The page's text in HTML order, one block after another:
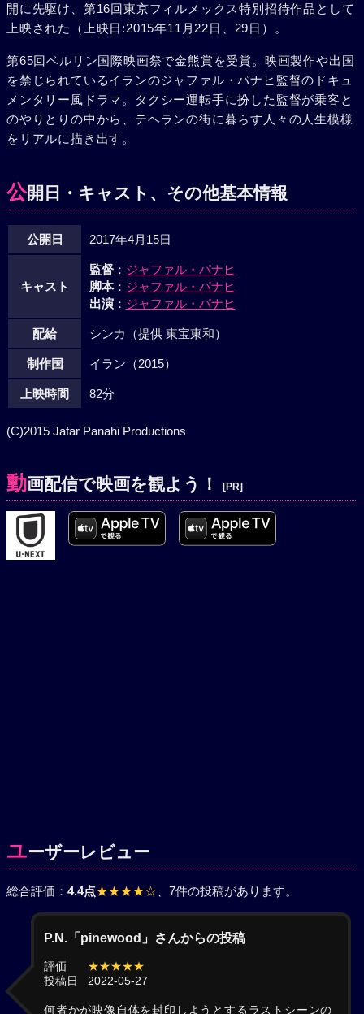
開に先駆け、第16回東京フィルメックス特別招待作品として
上映された（上映日:2015年11月22日、29日）。
第65回ベルリン国際映画祭で金熊賞を受賞。映画製作や出国
を禁じられているイランのジャファル・パナヒ監督のドキュ
メンタリー風ドラマ。タクシー運転手に扮した監督が乗客と
のやりとりの中から、テヘランの街に暮らす人々の人生模様
をリアルに描き出す。
公開日・キャスト、その他基本情報
公開日 2017年4月15日
キャスト
監督： ジャファル・パナヒ
脚本： ジャファル・パナヒ
出演： ジャファル・パナヒ
配給 シンカ（提供 東宝東和）
制作国 イラン（2015）
上映時間 82分
(C)2015 Jafar Panahi Productions
動画配信で映画を観よう！ [PR]
ユーザーレビュー
総合評価： 4.4点★★★★☆ 、7件の投稿があります。
P.N.「pinewood」さんからの投稿
評価
★★★★★
投稿日
2022-05-27
何者かが映像自体を封印しようとするラストシーンの